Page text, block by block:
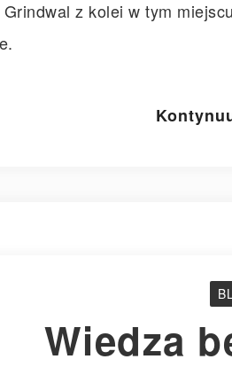
z kolei w tym
Wiedza